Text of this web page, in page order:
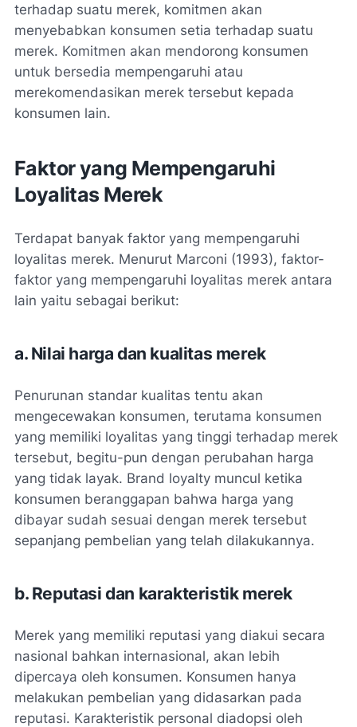
terhadap suatu merek, komitmen akan
menyebabkan konsumen setia terhadap suatu
merek. Komitmen akan mendorong konsumen
untuk bersedia mempengaruhi atau
merekomendasikan merek tersebut kepada
konsumen lain.
Faktor yang Mempengaruhi
Loyalitas Merek
Terdapat banyak faktor yang mempengaruhi
loyalitas merek. Menurut Marconi (1993), faktor-
faktor yang mempengaruhi loyalitas merek antara
lain yaitu sebagai berikut:
a. Nilai harga dan kualitas merek
Penurunan standar kualitas tentu akan
mengecewakan konsumen, terutama konsumen
yang memiliki loyalitas yang tinggi terhadap merek
tersebut, begitu-pun dengan perubahan harga
yang tidak layak. Brand loyalty muncul ketika
konsumen beranggapan bahwa harga yang
dibayar sudah sesuai dengan merek tersebut
sepanjang pembelian yang telah dilakukannya.
b. Reputasi dan karakteristik merek
Merek yang memiliki reputasi yang diakui secara
nasional bahkan internasional, akan lebih
dipercaya oleh konsumen. Konsumen hanya
melakukan pembelian yang didasarkan pada
reputasi. Karakteristik personal diadopsi oleh